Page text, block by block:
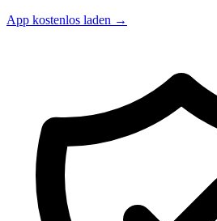
App kostenlos laden →